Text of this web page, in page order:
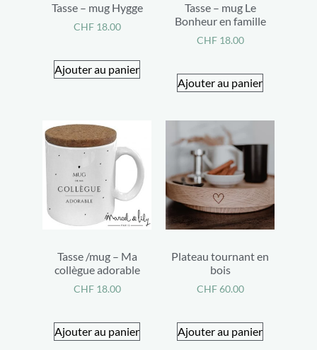
Tasse – mug Hygge
CHF18.00
Ajouter au panier
Tasse – mug Le
Bonheur en famille
CHF18.00
Ajouter au panier
Tasse /mug – Ma
collègue adorable
CHF18.00
Ajouter au panier
Plateau tournant en
bois
CHF60.00
Ajouter au panier